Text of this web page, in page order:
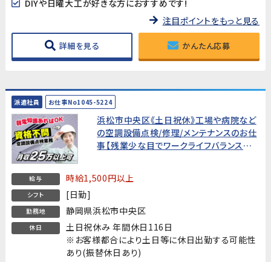
DIYや日曜大工が好きな方におすすめです!
注目ポイントをもっと見る
詳細を見る かんたん応募
派遣社員 お仕事No1045-5224
浜松市中央区《土日祝休》工場や病院など
の空調設備点検/修理/メンテナンスのお仕
事【残業少な目でワークライフバランスも
給与 時給1,500円以上
シフト [日勤]
勤務地 静岡県浜松市中央区
休日
土日祝休み 年間休日116日
※お客様都合により土日等に休日出勤する可能性
あり(振替休日あり)